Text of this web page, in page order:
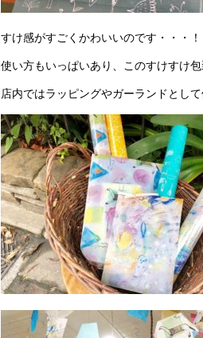
すけ感がすごくかわいいのです・・・！
使い方もいっぱいあり、このすけすけ
店内ではラッピングやガーランドとし